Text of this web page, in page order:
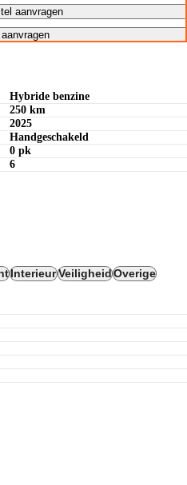
aanvragen
Hybride benzine
250 km
2025
Handgeschakeld
0 pk
6
InterieurVeiligheidOverige